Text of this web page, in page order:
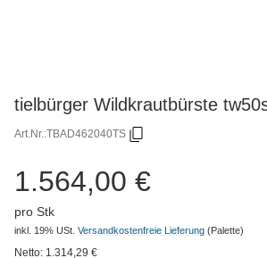
tielbürger Wildkrautbürste
Art.Nr.:TBAD462040TS
1.564,00 €
pro Stk
inkl. 19% USt. Versandkostenfreie Lieferung (Palette)
Netto: 1.314,29 €